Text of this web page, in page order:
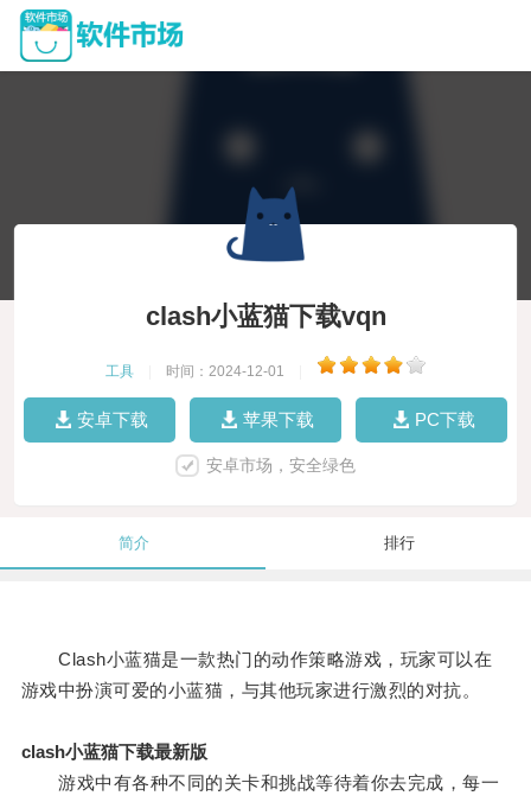
clash小蓝猫下载vqn
工具 时间：2024-12-01
安卓下载 苹果下载 PC下载
安卓市场，安全绿色
简介 排行
Clash小蓝猫是一款热门的动作策略游戏，玩家可以在
游戏中扮演可爱的小蓝猫，与其他玩家进行激烈的对抗。
clash小蓝猫下载最新版
游戏中有各种不同的关卡和挑战等待着你去完成，每一